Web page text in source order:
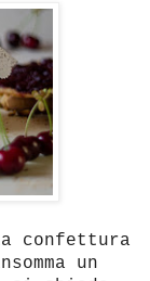
confettura
un